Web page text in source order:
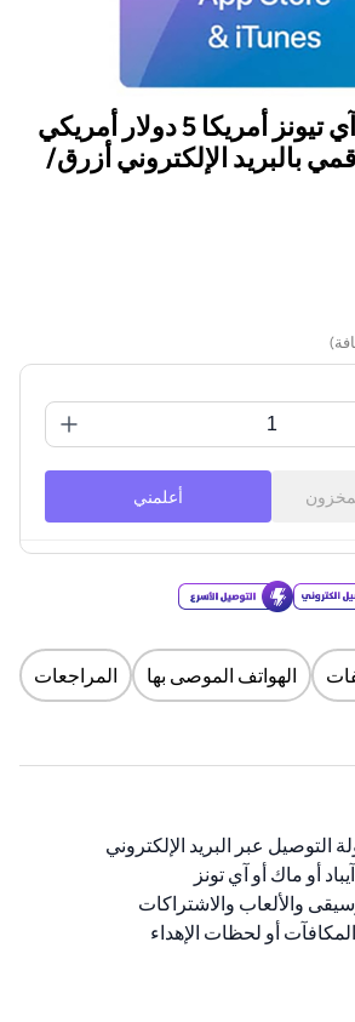
بطاقة هدايا آبل آي تيونز أمريكا 5 دولار أمريكي
بالبريد الإلكتروني أزرق/
)
أعلمني
الهواتف الموصى بها المراجعات
عبر البريد الإلكتروني
أو ماك أو آي تونز
والألعاب والاشتراكات
المكافآت أو لحظات الإهداء
متعددة حسب الحاجة